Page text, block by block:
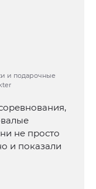
и подарочные
не просто
и показали